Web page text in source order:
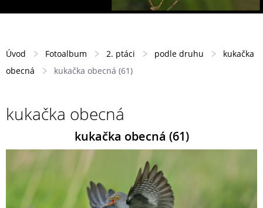
Úvod Fotoalbum 2. ptáci podle druhu
kukačka
obecná
kukačka obecná (61)
kukačka obecná
kukačka obecná (61)